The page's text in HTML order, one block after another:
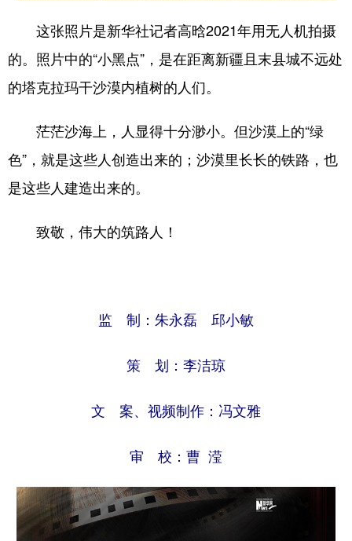
这张照片是新华社记者高晗2021年用无人机拍摄
的。照片中的“小黑点”，是在距离新疆且末县城不远处
的塔克拉玛干沙漠内植树的人们。
茫茫沙海上，人显得十分渺小。但沙漠上的“绿
色”，就是这些人创造出来的；沙漠里长长的铁路，也
是这些人建造出来的。
致敬，伟大的筑路人！
监 制：朱永磊 邱小敏
策 划：李洁琼
文 案、视频制作：冯文雅
审 校：曹 滢